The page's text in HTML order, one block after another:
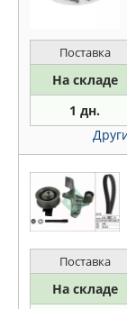
Поставка
На складе
1 дн.
Поставка
На складе